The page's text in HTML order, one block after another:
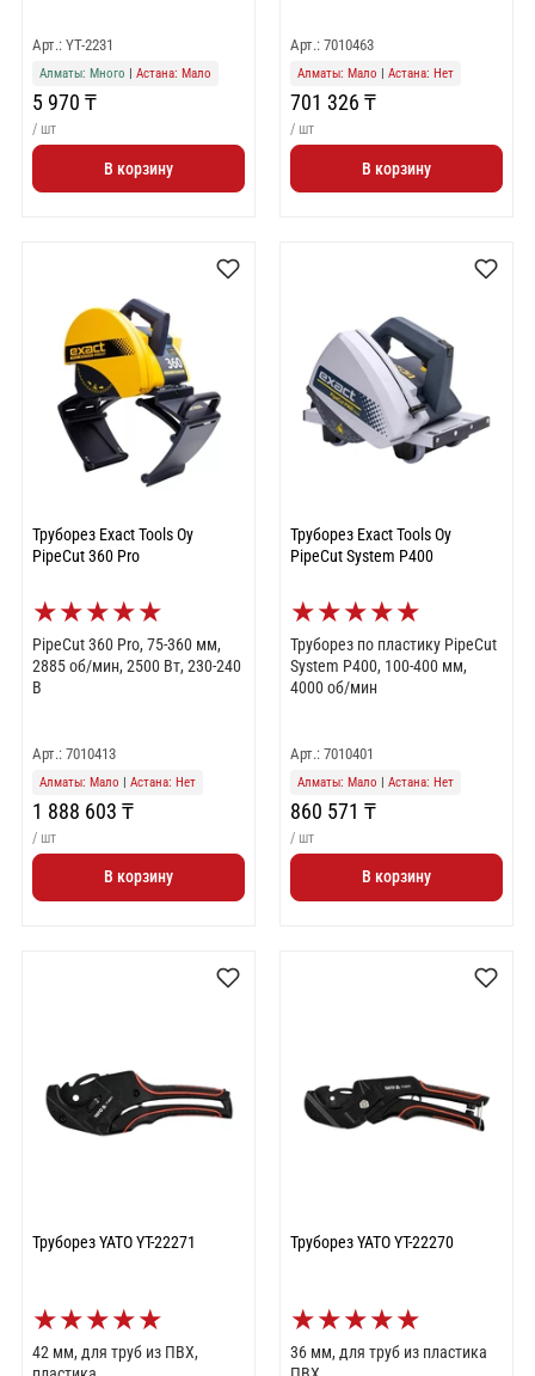
Арт.: YT-2231
Алматы: Много Астана: Мало
5 970 ₸
/ шт
В корзину
Арт.: 7010463
Алматы: Мало Астана: Нет
701 326 ₸
/ шт
В корзину
Труборез Exact Tools Oy
PipeCut 360 Pro
★★★★★
PipeCut 360 Pro, 75-360 мм,
2885 об/мин, 2500 Вт, 230-240
В
Арт.: 7010413
Алматы: Мало | Астана: Нет
1 888 603 ₸
/ шт
В корзину
Труборез Exact Tools Oy
PipeCut System P400
★★★★★
Труборез по пластику PipeCut
System P400, 100-400 мм,
4000 об/мин
Арт.: 7010401
Алматы: Мало | Астана: Нет
860 571 ₸
/ шт
В корзину
Труборез YATO YT-22271
★★★★★
42 мм, для труб из ПВХ,
Труборез YATO YT-22270
★★★★★
36 мм, для труб из пластика